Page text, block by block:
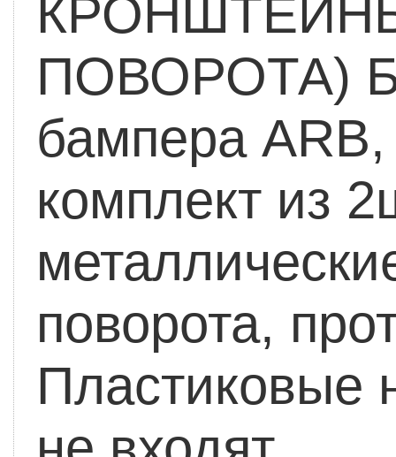
ПОВОРОТА)
бампера
комплект из
поворота,
Пластиковые